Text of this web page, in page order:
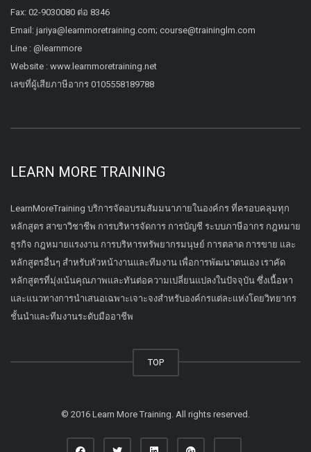
Fax: 02-9030080 ต่อ 8346
Email: jariya@learnmoretraining.com; course@traininglm.com
Line : @learnmore
Website : www.learnmoretraining.net
เลขที่ผู้เสียภาษีอากร 0105558189788
LEARN MORE TRAINING
LearnMoreTraining บริการจัดอบรมสัมมนาภายในองค์กร ที่ครอบคลุมทุก
หลักสูตร สาขาวิชาชีพ การบริหารจัดการ การบัญชี ระบบภาษีอากร กฎหมาย
ธุรกิจ กฎหมายแรงงาน การบริหารทรัพยากรมนุษย์ การตลาด การขาย และ
หลักสูตรอื่นๆ สำหรับหัวหน้างานและทีมงาน เพื่อการพัฒนาตนเอง เราคัด
หลักสูตรที่มุ่งเน้นคุณภาพและทันต่อความเปลี่ยนแปลงในปัจจุบัน ซึ่งเนื้อหา
และแนวทางการนำเสนอเฉพาะเจาะจงสำหรับองค์กรแต่ละแห่งโดยวิทยากร
ชั้นนำและทีมงานระดับมืออาชีพ
TOP
© 2016 Learn More Training. All rights reserved.